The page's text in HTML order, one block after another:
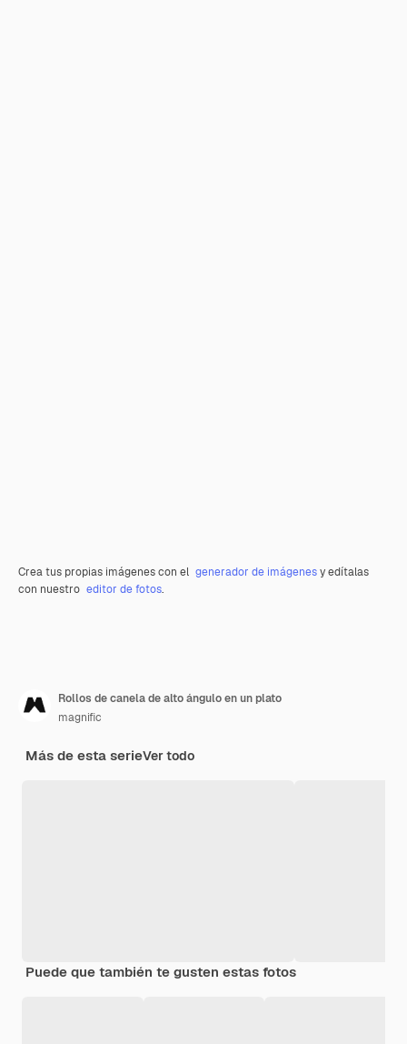
Crea tus propias imágenes con el generador de imágenesy edítalas
con nuestro editor de fotos.
Rollos de canela de alto ángulo en un plato
magnific
Más de esta serieVer todo
Puede que también te gusten estas fotos